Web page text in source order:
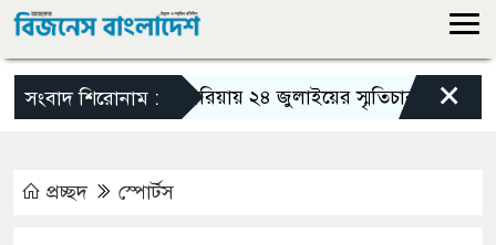
সংবাদ শিরোনাম :গজারিয়ায় ২৪ জুলাইয়ের স্মৃতিচারণ: গুমের
×
প্রচ্ছদ স্পোর্টস